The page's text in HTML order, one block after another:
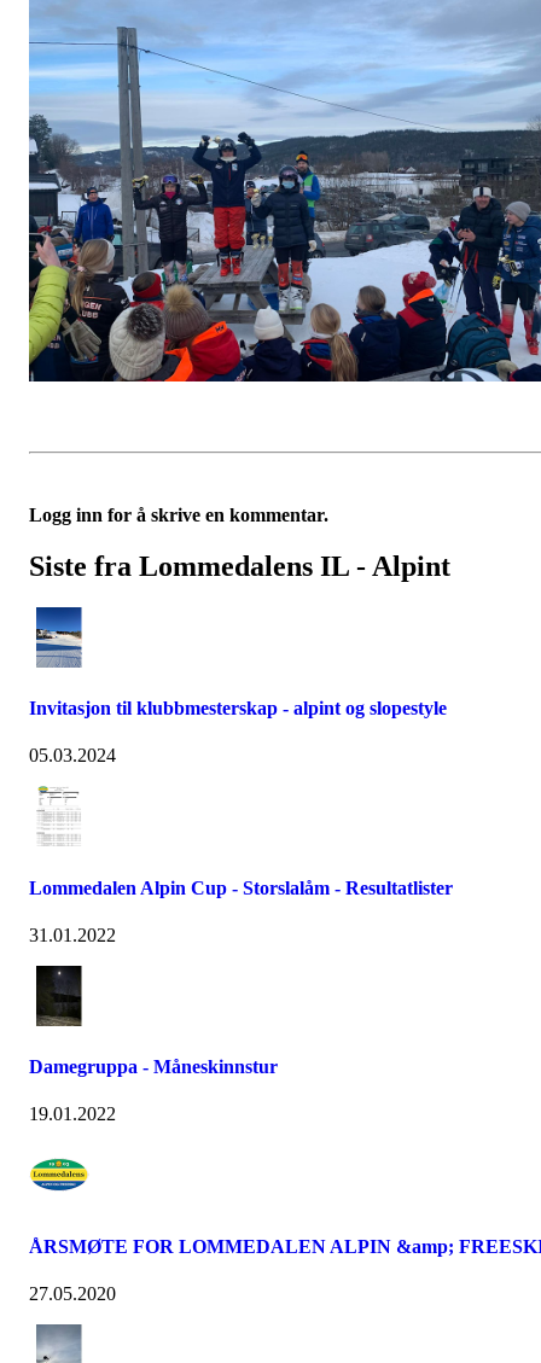
Logg inn for å skrive en kommentar.
Siste fra Lommedalens IL - Alpint
Invitasjon til klubbmesterskap - alpint og slopestyle
05.03.2024
Lommedalen Alpin Cup - Storslalåm - Resultatlister
31.01.2022
Damegruppa - Måneskinnstur
19.01.2022
ÅRSMØTE FOR LOMMEDALEN ALPIN &amp;
27.05.2020